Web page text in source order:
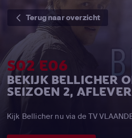
Terug naar overzicht
S02 E06
BEKIJK BELLICHER
SEIZOEN 2,
Kijk Bellicher nu via de TV